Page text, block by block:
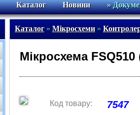
Каталог Новини »
Каталог» Мікросхеми»
Мікросхема
Код товару: 7547